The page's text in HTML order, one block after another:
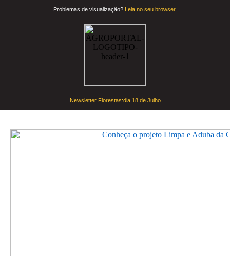
Problemas de visualização? Leia no seu browser.
Newsletter Florestas:dia 18 de Julho